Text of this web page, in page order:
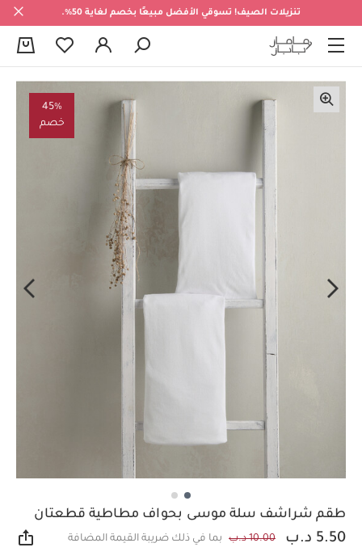
تنزيلات الصيف! تسوقي الأفضل مبيعًا بخصم لغاية 50%.
45%
خصم
طقم شراشف سلة موسى بحواف مطاطية قطعتان
5.50 د.ب 10.00 د.ب بما في ذلك ضريبة القيمة المضافة